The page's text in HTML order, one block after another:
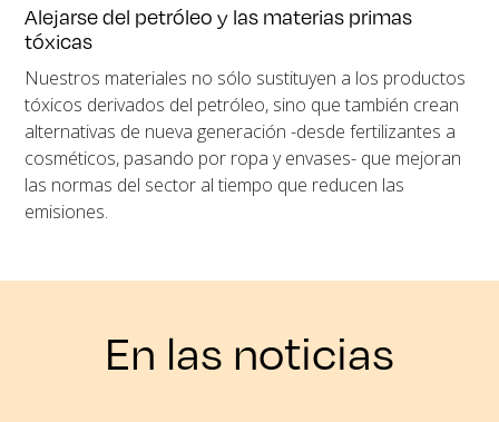
Alejarse del petróleo y las materias primas
tóxicas
Nuestros materiales no sólo sustituyen a los productos
tóxicos derivados del petróleo, sino que también crean
alternativas de nueva generación -desde fertilizantes a
cosméticos, pasando por ropa y envases- que mejoran
las normas del sector al tiempo que reducen las
emisiones.
En las noticias